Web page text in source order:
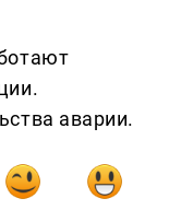
аварии.